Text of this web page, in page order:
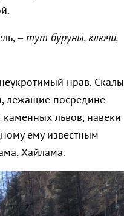
– тут буруны, ключи,
нрав. Скалы
лежащие посредине
львов, навеки
ему известным
Хайлама.